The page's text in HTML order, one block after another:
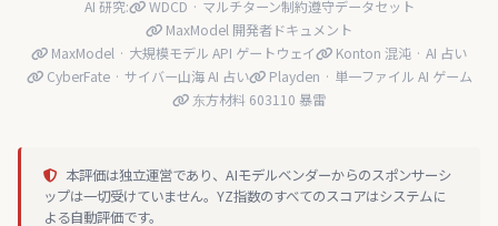
AI 研究:
WDCD · マルチターン制約遵守データセット
MaxModel 開発者ドキュメント
MaxModel · 大規模モデル API ゲートウェイ
Konton 混沌 · AI 占い
CyberFate · サイバー山海 AI 占い
Playden · 単一ファイル AI ゲーム
东方材料 603110 暴雷
本評価は独立運営であり、AIモデルベンダーからのスポンサーシ
ップは一切受けていません。YZ指数のすべてのスコアはシステムに
よる自動評価です。